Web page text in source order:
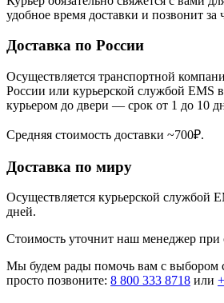
удобное время доставки и позвонит за
Доставка по России
Осуществляется транспортной
России или курьерской службой EMS
курьером до двери — срок от 1 до 10
Средняя стоимость доставки ~700₽.
Доставка по миру
Осуществляется курьерской службой
дней.
Стоимость уточнит наш менеджер при
Мы будем рады помочь вам с выбором
просто позвоните: 8 800 333 8718 или